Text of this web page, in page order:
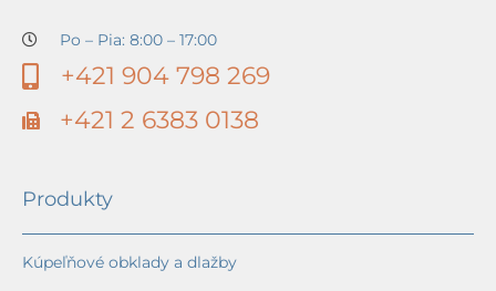
Po – Pia: 8:00 – 17:00
+421 904 798 269
+421 2 6383 0138
Produkty
Kúpeľňové obklady a dlažby